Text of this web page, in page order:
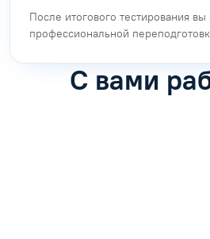
После итогового тестирования
профессиональной
С вами